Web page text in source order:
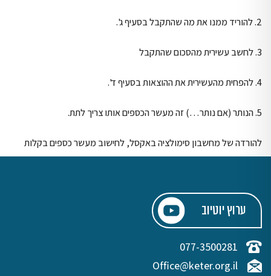
2. להוריד ממנו את מה שהתקבל בסעיף ג'.
3. לחשב עשירית מהסכום שהתקבל
4. להפחית מהעשירית את ההוצאות בסעיף ד'.
5. הנותר (אם נותר…) זה מעשר הכספים אותו צריך לתת.
להורדה של מחשבון סימולציה באקסל, לחישוב מעשר כספים בקלות
ערוץ יוטיוב
077-3500281
Office@keter.org.il